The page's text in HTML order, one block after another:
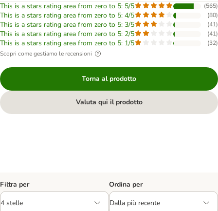
This is a stars rating area from zero to 5: 5/5 (565)
This is a stars rating area from zero to 5: 4/5 (80)
This is a stars rating area from zero to 5: 3/5 (41)
This is a stars rating area from zero to 5: 2/5 (41)
This is a stars rating area from zero to 5: 1/5 (32)
Scopri come gestiamo le recensioni
Torna al prodotto
Valuta qui il prodotto
Filtra per Ordina per